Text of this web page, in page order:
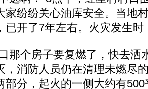
家纷纷关心油库安全。当地
已开了7年左右。火灾发生
个房子要复燃了，快去洒
，消防人员仍在清理未燃尽
部分，起火的一侧大约有